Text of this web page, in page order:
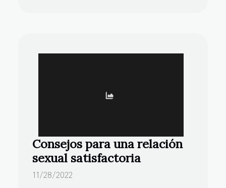
Consejos para una relación
sexual satisfactoria
11/28/2022